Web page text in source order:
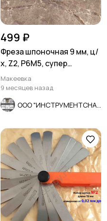
499 ₽
Фреза шпоночная 9 мм, ц/
х, Z2, Р6М5, супер
длинная 115/50 мм, СССР.
Макеевка
9 месяцев назад